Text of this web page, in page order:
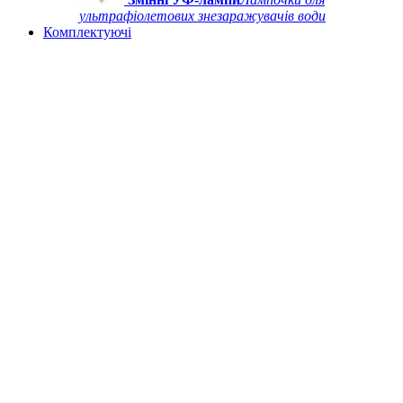
ультрафіолетових знезаражувачів води
Комплектуючі